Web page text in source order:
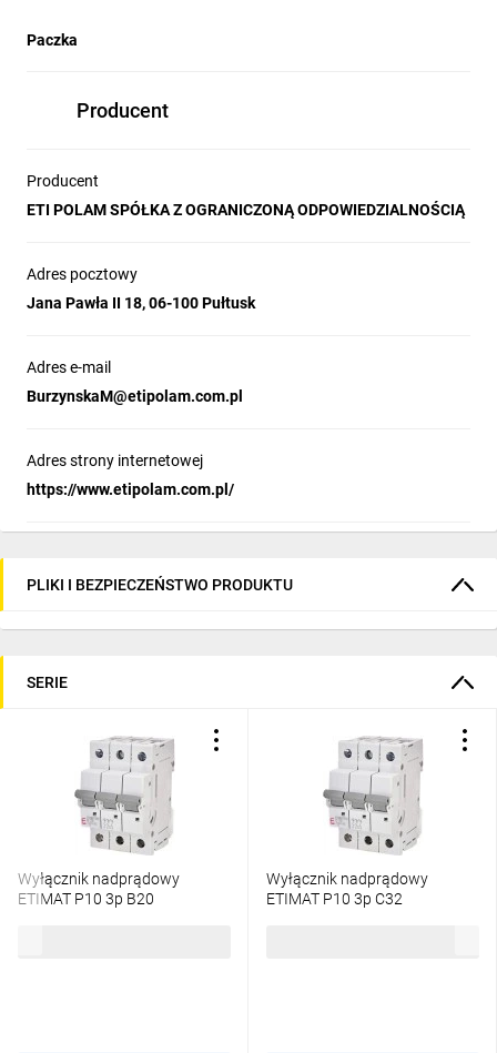
Paczka
Producent
Producent
ETI POLAM SPÓŁKA Z OGRANICZONĄ ODPOWIEDZIALNOŚCIĄ
Adres pocztowy
Jana Pawła II 18, 06-100 Pułtusk
Adres e-mail
BurzynskaM@etipolam.com.pl
Adres strony internetowej
https://www.etipolam.com.pl/
PLIKI I BEZPIECZEŃSTWO PRODUKTU
SERIE
Wyłącznik nadprądowy
ETIMAT P10 3p B20
Wyłącznik nadprądowy
ETIMAT P10 3p C32